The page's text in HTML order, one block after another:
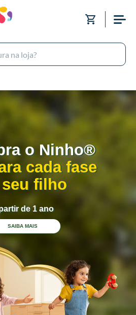
Meu
o Ninho®
cada fase
filho
de 1 ano
SAIBA MAIS